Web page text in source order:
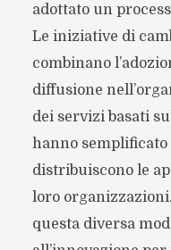
adottato un
Le iniziative di
combinano
diffusione
dei servizi basati
hanno
distribuiscono le
loro
questa diversa